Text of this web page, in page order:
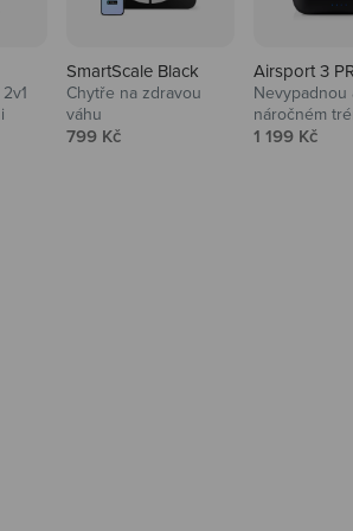
SmartScale Black
Chytře na zdravou
váhu
Prodejní cena
799 Kč
Airsport 3
Nevypadnou
náročném
Prodejní cena
1 199 Kč